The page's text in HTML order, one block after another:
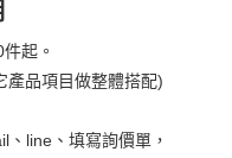
起。
產品項目做整體搭配)
、line、填寫詢價單，